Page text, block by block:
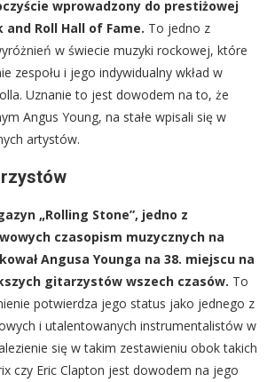
wprowadzony do prestiżowej
and Roll Hall of Fame. To jedno z
w świecie muzyki rockowej, które
zespołu i jego indywidualny wkład w
Uznanie to jest dowodem na to, że
Angus Young, na stałe wpisali się w
artystów.
„Rolling Stone”, jedno z
czasopism muzycznych na
Angusa Younga na 38. miejscu na
gitarzystów wszech czasów. To
potwierdza jego status jako jednego z
i utalentowanych instrumentalistów w
się w takim zestawieniu obok takich
czy Eric Clapton jest dowodem na jego